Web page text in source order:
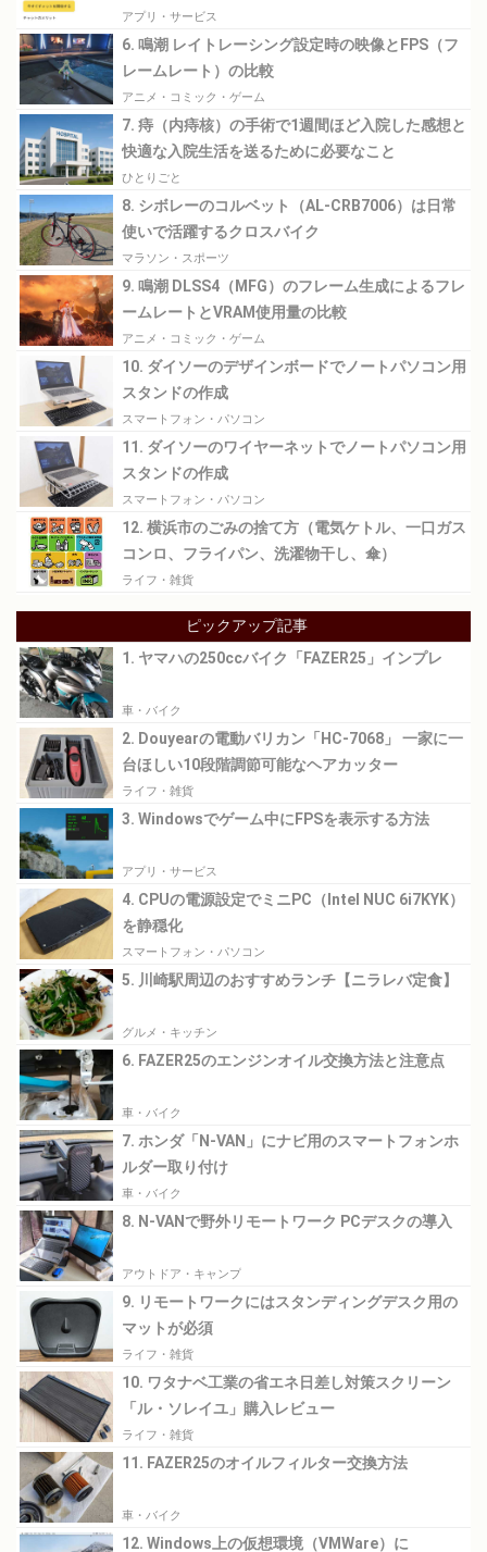
アプリ・サービス
6. 鳴潮 レイトレーシング設定時の映像とFPS（フ
レームレート）の比較
アニメ・コミック・ゲーム
7. 痔（内痔核）の手術で1週間ほど入院した感想と
快適な入院生活を送るために必要なこと
ひとりごと
8. シボレーのコルベット（AL-CRB7006）は日常
使いで活躍するクロスバイク
マラソン・スポーツ
9. 鳴潮 DLSS4（MFG）のフレーム生成によるフレ
ームレートとVRAM使用量の比較
アニメ・コミック・ゲーム
10. ダイソーのデザインボードでノートパソコン用
スタンドの作成
スマートフォン・パソコン
11. ダイソーのワイヤーネットでノートパソコン用
スタンドの作成
スマートフォン・パソコン
12. 横浜市のごみの捨て方（電気ケトル、一口ガス
コンロ、フライパン、洗濯物干し、傘）
ライフ・雑貨
ピックアップ記事
1. ヤマハの250ccバイク「FAZER25」インプレ
車・バイク
2. Douyearの電動バリカン「HC-7068」 一家に一
台ほしい10段階調節可能なヘアカッター
ライフ・雑貨
3. Windowsでゲーム中にFPSを表示する方法
アプリ・サービス
4. CPUの電源設定でミニPC（Intel NUC 6i7KYK）
を静穏化
スマートフォン・パソコン
5. 川崎駅周辺のおすすめランチ【ニラレバ定食】
グルメ・キッチン
6. FAZER25のエンジンオイル交換方法と注意点
車・バイク
7. ホンダ「N-VAN」にナビ用のスマートフォンホ
ルダー取り付け
車・バイク
8. N-VANで野外リモートワーク PCデスクの導入
アウトドア・キャンプ
9. リモートワークにはスタンディングデスク用の
マットが必須
ライフ・雑貨
10. ワタナベ工業の省エネ日差し対策スクリーン
「ル・ソレイユ」購入レビュー
ライフ・雑貨
11. FAZER25のオイルフィルター交換方法
車・バイク
12. Windows上の仮想環境（VMWare）に